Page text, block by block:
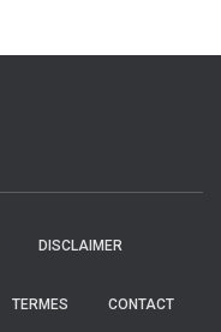
DISCLAIMER
TERMES CONTACT